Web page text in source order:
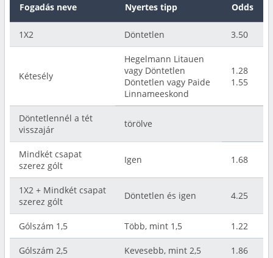
Fogadás neve Nyertes tipp Odds
1X2 Döntetlen 3.50
Kétesély
Hegelmann Litauen
vagy Döntetlen
Döntetlen vagy Paide
Linnameeskond
1.28
1.55
Döntetlennél a tét
visszajár
törölve
Mindkét csapat
szerez gólt
Igen 1.68
1X2 + Mindkét csapat
szerez gólt
Döntetlen és igen 4.25
Gólszám 1,5 Több, mint 1,5 1.22
Gólszám 2,5 Kevesebb, mint 2,5 1.86